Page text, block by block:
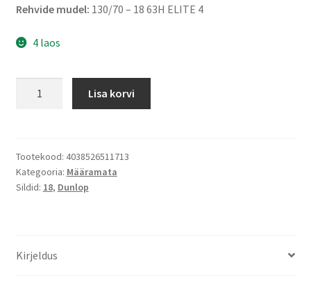
Rehvide mudel: 130/70 – 18 63H ELITE 4
4 laos
63H
ELITE
4
Lisa korvi
Tootekood: 4038526511713
Kategooria: Määramata
Sildid: 18, Dunlop
Kirjeldus